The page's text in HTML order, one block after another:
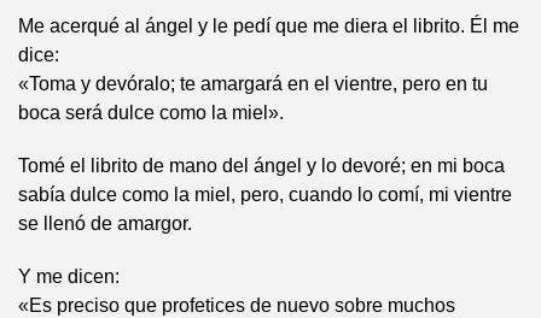
Me acerqué al ángel y le pedí que me diera el librito. Él me
dice:
«Toma y devóralo; te amargará en el vientre, pero en tu
boca será dulce como la miel».
Tomé el librito de mano del ángel y lo devoré; en mi boca
sabía dulce como la miel, pero, cuando lo comí, mi vientre
se llenó de amargor.
Y me dicen:
«Es preciso que profetices de nuevo sobre muchos